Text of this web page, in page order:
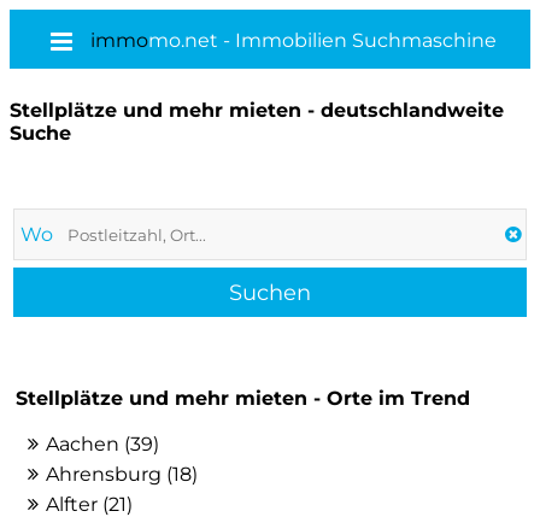
immomo.net - Immobilien Suchmaschine
Stellplätze und mehr mieten - deutschlandweite
Suche
Wo
Stellplätze und mehr mieten - Orte im Trend
Aachen (39)
Ahrensburg (18)
Alfter (21)